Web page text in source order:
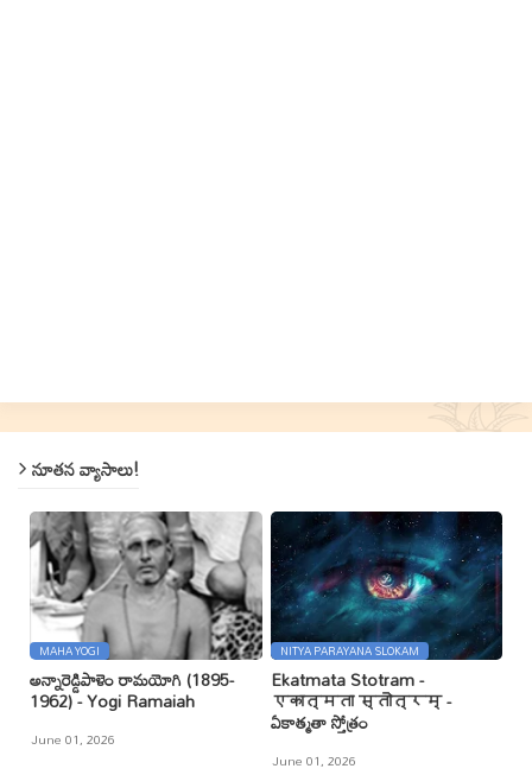
నూతన వ్యాసాలు!
MAHA YOGI
అన్నారెడ్డిపాళెం రామయోగి (1895-
1962) - Yogi Ramaiah
June 01, 2026
NITYA PARAYANA SLOKAM
Ekatmata Stotram -
एकात्मता स्तोत्रम् -
ఏకాత్మతా స్తోత్రం
June 01, 2026